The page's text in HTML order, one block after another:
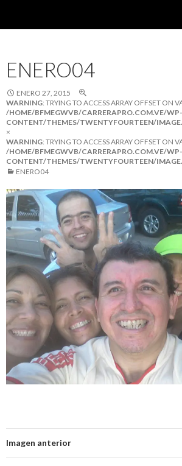
ENERO04
ENERO 27, 2015
WARNING: TRYING TO ACCESS ARRAY OFFSET ON
/HOME/BFMEGWVB/CARRERAPRO.COM.VE/WP-
CONTENT/THEMES/TWENTYFOURTEEN/
×
WARNING: TRYING TO ACCESS ARRAY OFFSET ON
/HOME/BFMEGWVB/CARRERAPRO.COM.VE/WP-
CONTENT/THEMES/TWENTYFOURTEEN/
ENERO04
Imagen anterior